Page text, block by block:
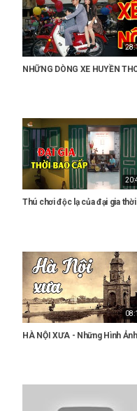
NHỮNG DÒNG XE HUYỀN
Thú chơi độc lạ của đại gia
HÀ NỘI XƯA - Những Hình